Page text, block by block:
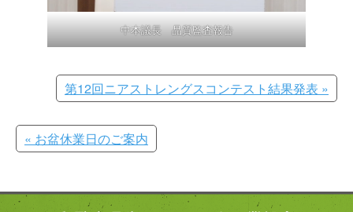
中本議長 品質監査報告
第12回ニアストレングスコンテスト結果発表 »
« お盆休業日のご案内